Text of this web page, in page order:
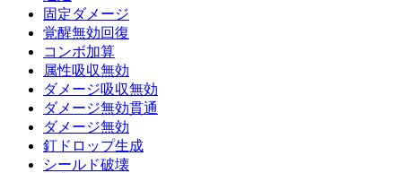
固定ダメージ
覚醒無効回復
コンボ加算
属性吸収無効
ダメージ吸収無効
ダメージ無効貫通
ダメージ無効
釘ドロップ生成
シールド破壊